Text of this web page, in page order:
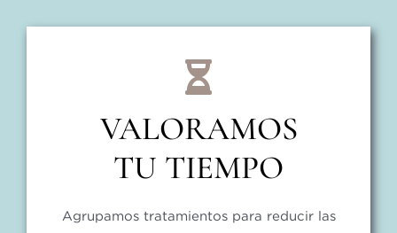
VALORAMOS
TU TIEMPO
Agrupamos tratamientos para reducir las